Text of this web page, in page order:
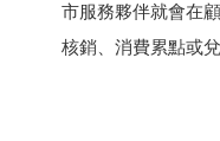
市服務夥伴就會在
核銷、消費累點或兌